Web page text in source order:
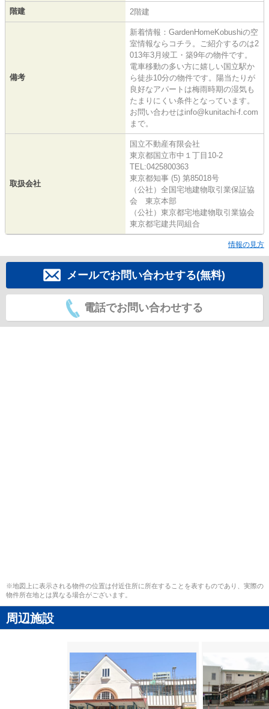
階建 2階建
備考
新着情報：GardenHomeKobushiの空
室情報ならコチラ。ご紹介するのは2
013年3月竣工・築9年の物件です。
電車移動の多い方に嬉しい国立駅か
ら徒歩10分の物件です。陽当たりが
良好なアパートは梅雨時期の湿気も
たまりにくい条件となっています。
お問い合わせはinfo@kunitachi-f.com
まで。
取扱会社
国立不動産有限会社
東京都国立市中１丁目10-2
TEL:0425800363
東京都知事 (5) 第85018号
（公社）全国宅地建物取引業保証協
会 東京本部
（公社）東京都宅地建物取引業協会
東京都宅建共同組合
情報の見方
メールでお問い合わせする(無料)
電話でお問い合わせする
※地図上に表示される物件の位置は付近住所に所在することを表すものであり、実際の
物件所在地とは異なる場合がございます。
周辺施設